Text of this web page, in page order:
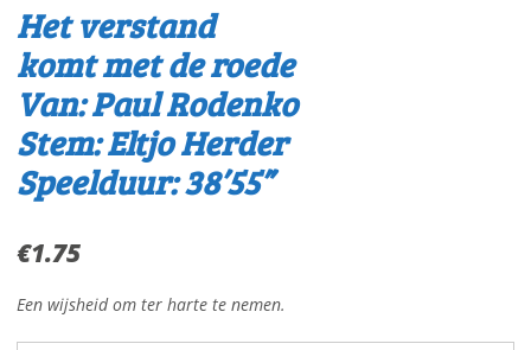
Het verstand
komt met de roede
Van: Paul Rodenko
Stem: Eltjo Herder
Speelduur: 38’55”
€1.75
Een wijsheid om ter harte te nemen.